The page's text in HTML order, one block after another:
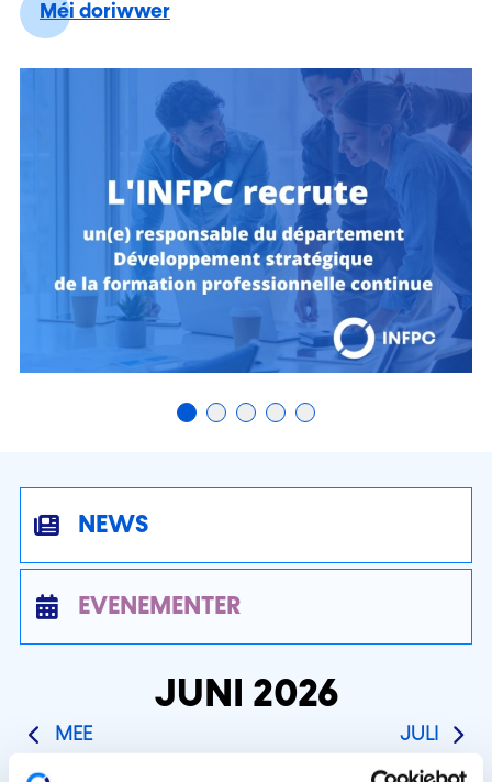
Méi doriwwerL’INFPC recrute un(e)
NEWS
EVENEMENTER
Zuel vun Neiegkeeten: 1JUNI 2026
MEE JULI